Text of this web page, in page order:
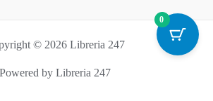
© 2026 Libreria 247
Powered by Libreria 247
0